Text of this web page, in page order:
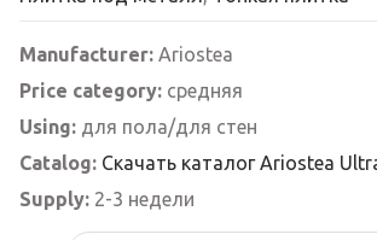
Manufacturer: Ariostea
Price category: средняя
Using: для пола/для стен
Catalog: Скачать каталог Ariostea
Supply: 2-3 недели